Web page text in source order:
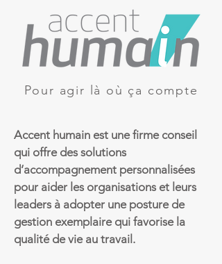
Pour agir là où ça compte
Accent humain est une firme conseil
qui offre des solutions
d’accompagnement personnalisées
pour aider les organisations et leurs
leaders à adopter une posture de
gestion exemplaire qui favorise la
qualité de vie au travail.